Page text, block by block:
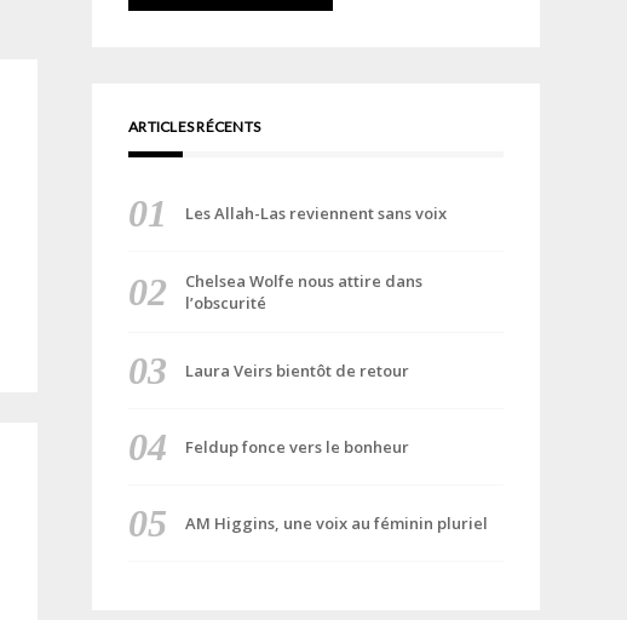
ARTICLES RÉCENTS
Les Allah-Las reviennent sans voix
Chelsea Wolfe nous attire dans
l’obscurité
Laura Veirs bientôt de retour
Feldup fonce vers le bonheur
AM Higgins, une voix au féminin pluriel